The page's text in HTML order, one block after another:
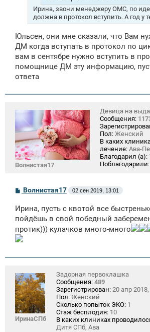
Ирина, звони менеджеру ОМС, по
должна в протокол вступить. А год у
Юльсен, они мне сказали, что Вам
ДМ когда вступать в протокол по
вам в сентябре нужно вступить в
помощнице ДМ эту информацию,
ответа
Волнистая17
Девица на
Сообщения:
Пол: Женский
В каких
лечение: Ава-
Благодарил (а):
Поблагодарили:
С
б
щ
н
и
Волнистая17 02 сен 2019, 13:01
Ирина, пусть с квотой все
пойдёшь в свой победный
протик))) кулачков много-много
ИринаСПб
Задорная первоклашка
Сообщения: 489
Зарегистрирован: 20 апр
Пол: Женский
Сколько попыток ЭКО: 1
Стаж бесплодия: 10
В каких клиниках
Дитя СПб, Ава